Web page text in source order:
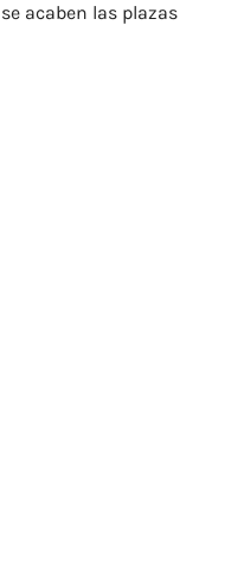
acaben las plazas